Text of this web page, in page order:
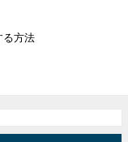
る方法